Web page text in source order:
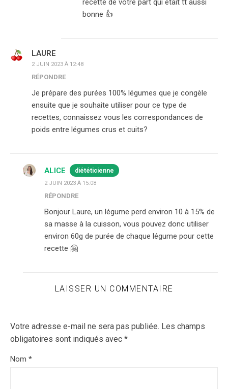
recette de votre part qui était tt aussi
bonne 👍
LAURE
2 JUIN 2023 À 12:48
RÉPONDRE
Je prépare des purées 100% légumes que je congèle
ensuite que je souhaite utiliser pour ce type de
recettes, connaissez vous les correspondances de
poids entre légumes crus et cuits?
ALICE diététicienne
2 JUIN 2023 À 15:08
RÉPONDRE
Bonjour Laure, un légume perd environ 10 à 15% de
sa masse à la cuisson, vous pouvez donc utiliser
environ 60g de purée de chaque légume pour cette
recette 🤗
LAISSER UN COMMENTAIRE
Votre adresse e-mail ne sera pas publiée. Les champs
obligatoires sont indiqués avec *
Nom *